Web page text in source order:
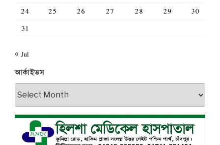
24
25 26 27 28 29
30
31
« Jul
আর্কাইভস
আর্কাইভস